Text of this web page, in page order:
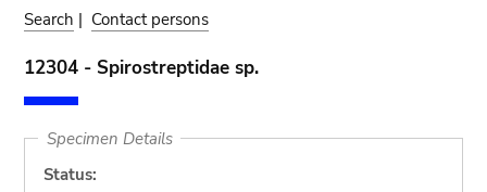
Search | Contact persons
12304 - Spirostreptidae sp.
Specimen Details
Status: